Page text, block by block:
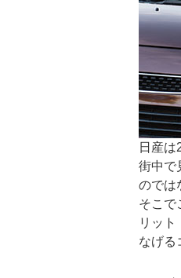
日産は
街中で
のでは
そこで
リッ
なげる